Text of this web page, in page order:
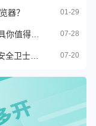
器？ 01-29
07-28
07-20